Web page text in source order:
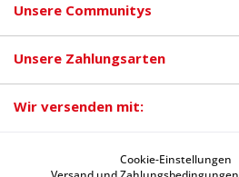
Unsere Communitys
Unsere Zahlungsarten
Wir versenden mit:
Cookie-Einstellungen